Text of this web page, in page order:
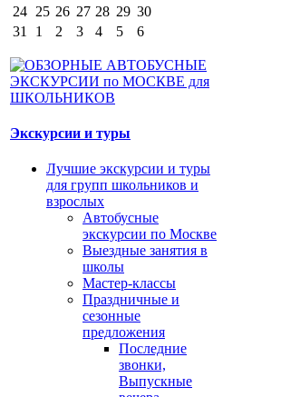
24 25 26 27 28 29 30
31
1 2 3 4 5 6
Экскурсии и туры
Лучшие экскурсии и туры
для групп школьников и
взрослых
Автобусные
экскурсии по Москве
Выездные занятия в
школы
Мастер-классы
Праздничные и
сезонные
предложения
Последние
звонки,
Выпускные